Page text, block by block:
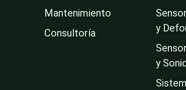
Mantenimiento
Consultoría
y
y